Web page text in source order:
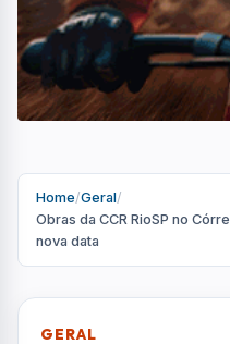
Obras da
Córrego
realizadas
intervenções
temporárias em
R
Publicado em 12 de maio de